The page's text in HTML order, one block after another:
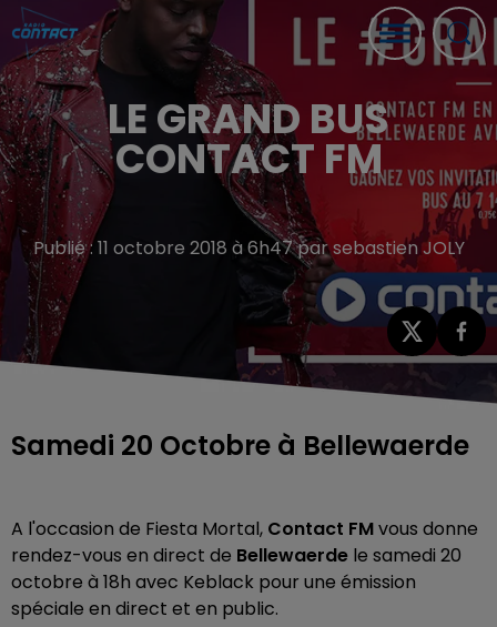
LE GRAND BUS
CONTACT FM
Publié : 11 octobre 2018 à 6h47 par sebastien JOLY
Samedi 20 Octobre à Bellewaerde
A l'occasion de Fiesta Mortal, Contact FMvous donne
rendez-vous en direct de Bellewaerde le samedi 20
octobre à 18h avec Keblack pour une émission
spéciale en direct et en public.